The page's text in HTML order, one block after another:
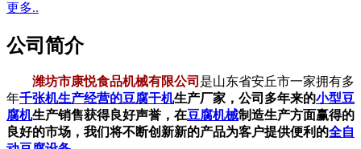
更多..
公司简介
潍坊市康悦食品机械有限公司 是山东省安丘市一家拥有多
年千张机生产经营的豆腐干机生产厂家，公司多年来的小型豆
腐机生产销售获得良好声誉，在豆腐机械制造生产方面赢得的
良好的市场，我们将不断创新新的产品为客户提供便利的全自